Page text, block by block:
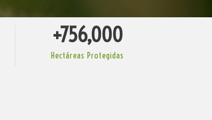
+756,000
Hectáreas Protegidas